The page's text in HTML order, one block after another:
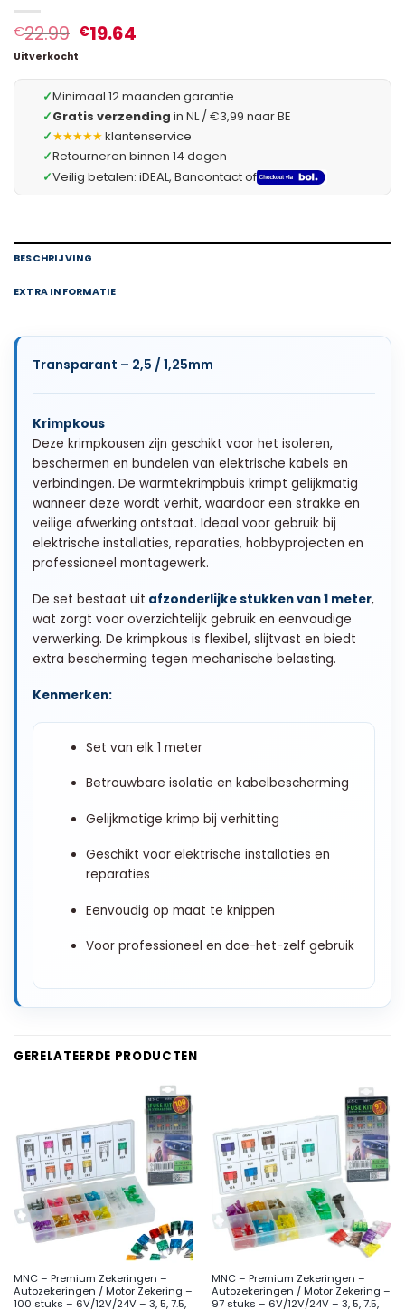
€22.99 €19.64
Uitverkocht
✓Minimaal 12 maanden garantie
✓Gratis verzending in NL / €3,99 naar BE
✓★★★★★klantenservice
✓Retourneren binnen 14 dagen
✓Veilig betalen: iDEAL, Bancontact of
BESCHRIJVING
EXTRA INFORMATIE
Transparant – 2,5 / 1,25mm
Krimpkous
Deze krimpkousen zijn geschikt voor het isoleren,
beschermen en bundelen van elektrische kabels en
verbindingen. De warmtekrimpbuis krimpt gelijkmatig
wanneer deze wordt verhit, waardoor een strakke en
veilige afwerking ontstaat. Ideaal voor gebruik bij
elektrische installaties, reparaties, hobbyprojecten en
professioneel montagewerk.
De set bestaat uit afzonderlijke stukken van 1 meter,
wat zorgt voor overzichtelijk gebruik en eenvoudige
verwerking. De krimpkous is flexibel, slijtvast en biedt
extra bescherming tegen mechanische belasting.
Kenmerken:
Set van elk 1 meter
Betrouwbare isolatie en kabelbescherming
Gelijkmatige krimp bij verhitting
Geschikt voor elektrische installaties en
reparaties
Eenvoudig op maat te knippen
Voor professioneel en doe-het-zelf gebruik
GERELATEERDE PRODUCTEN
MNC – Premium Zekeringen –
Autozekeringen / Motor Zekering –
100 stuks – 6V/12V/24V – 3, 5, 7.5,
MNC – Premium Zekeringen –
Autozekeringen / Motor Zekering –
97 stuks – 6V/12V/24V – 3, 5, 7.5,